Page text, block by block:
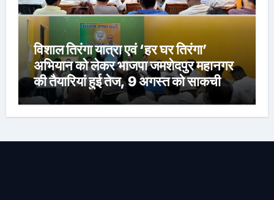
विशाल तिरंगा यात्रा एवं ‘हर घर तिरंगा’
अभियान को लेकर भाजपा जमशेदपुर महानगर
की तैयारियां हुई तेज, 9 अगस्त को साकची
नेताजी सुभाष मैदान से निकलेगी विशाल तिरंगा
यात्रा